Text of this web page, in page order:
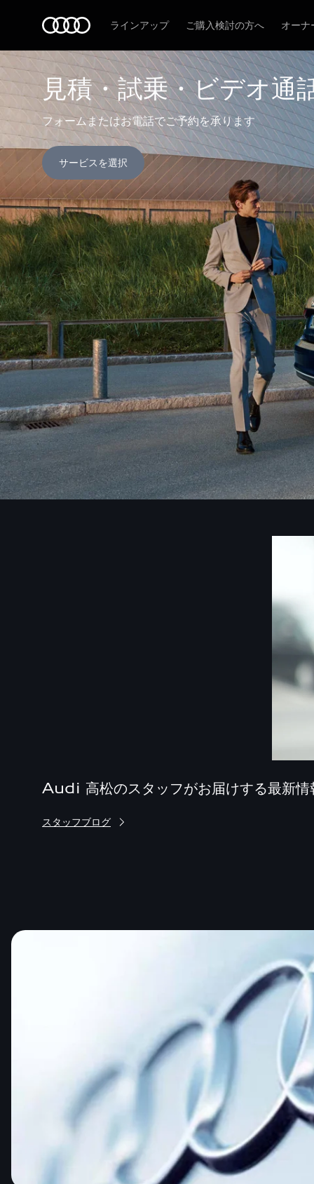
ラインアップ ご購入検討の方へ オーナ
見積・試乗・ビデオ通
フォームまたはお電話でご予約を承ります
サービスを選択
Audi 高松のスタッフがお届けする最新情
スタッフブログ